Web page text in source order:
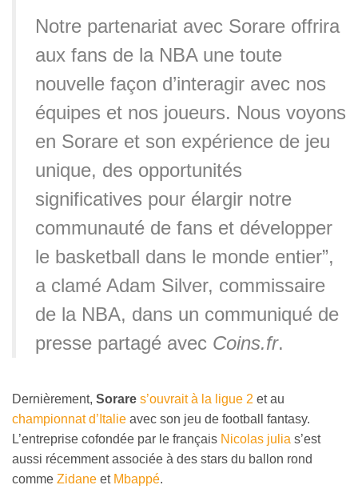
Notre partenariat avec Sorare offrira
aux fans de la NBA une toute
nouvelle façon d’interagir avec nos
équipes et nos joueurs. Nous voyons
en Sorare et son expérience de jeu
unique, des opportunités
significatives pour élargir notre
communauté de fans et développer
le basketball dans le monde entier”,
a clamé Adam Silver, commissaire
de la NBA, dans un communiqué de
presse partagé avec Coins.fr.
Dernièrement, Sorare s’ouvrait à la ligue 2 et au
championnat d’Italie avec son jeu de football fantasy.
L’entreprise cofondée par le français Nicolas julia s’est
aussi récemment associée à des stars du ballon rond
comme Zidane et Mbappé.